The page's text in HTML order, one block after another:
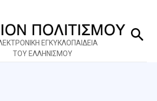
ΕΓΚΥΚΛΟΠΑΙΔΕΙΑ
ΤΟΥ ΕΛΛΗΝΙΣΜΟΥ